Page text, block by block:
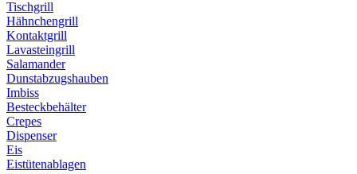
Tischgrill
Hähnchengrill
Kontaktgrill
Lavasteingrill
Salamander
Dunstabzugshauben
Imbiss
Besteckbehälter
Crepes
Dispenser
Eis
Eistütenablagen